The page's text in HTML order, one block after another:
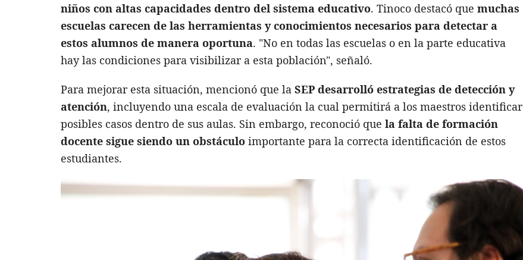
niños con altas capacidades dentro del sistema educativo. Tinoco destacó que muchas
escuelas carecen de las herramientas y conocimientos necesarios para detectar a
estos alumnos de manera oportuna. "No en todas las escuelas o en la parte educativa
hay las condiciones para visibilizar a esta población", señaló.
Para mejorar esta situación, mencionó que la SEP desarrolló estrategias de detección y
atención, incluyendo una escala de evaluación la cual permitirá a los maestros identificar
posibles casos dentro de sus aulas. Sin embargo, reconoció que la falta de formación
docente sigue siendo un obstáculo importante para la correcta identificación de estos
estudiantes.